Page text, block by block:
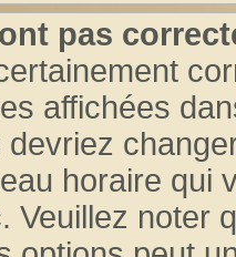
pas
affichées
horaire qui
Veuillez noter